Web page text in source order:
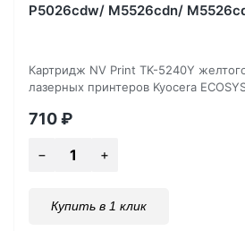
P5026cdw/ M5526cdn/
Картридж NV Print TK-5240Y
лазерных принтеров Kyocera
710₽
Купить в 1 клик